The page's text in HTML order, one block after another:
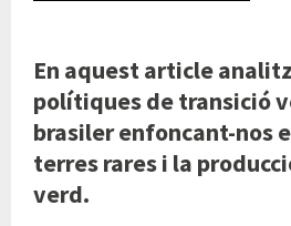
En aquest article
polítiques de transició
brasiler enfoncant-nos
terres rares i la
verd.